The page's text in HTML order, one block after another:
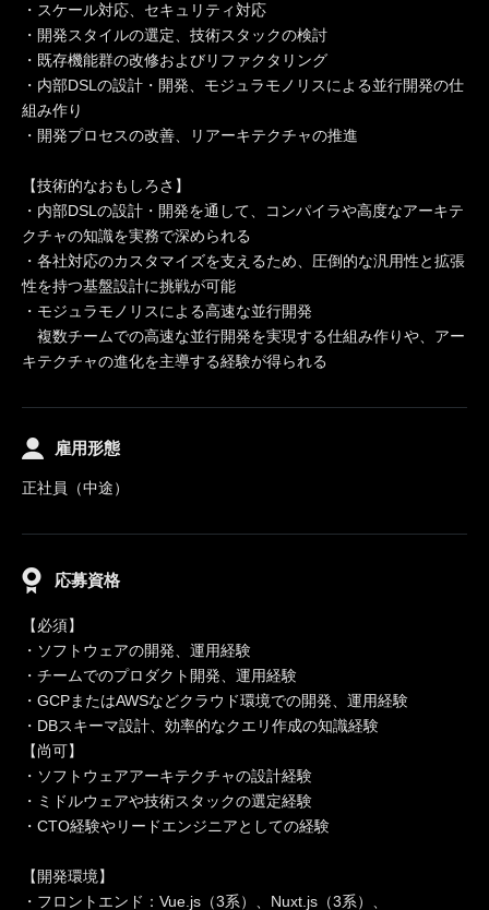
・スケール対応、セキュリティ対応
・開発スタイルの選定、技術スタックの検討
・既存機能群の改修およびリファクタリング
・内部DSLの設計・開発、モジュラモノリスによる並行開発の仕
組み作り
・開発プロセスの改善、リアーキテクチャの推進
【技術的なおもしろさ】
・内部DSLの設計・開発を通して、コンパイラや高度なアーキテ
クチャの知識を実務で深められる
・各社対応のカスタマイズを支えるため、圧倒的な汎用性と拡張
性を持つ基盤設計に挑戦が可能
・モジュラモノリスによる高速な並行開発
複数チームでの高速な並行開発を実現する仕組み作りや、アー
キテクチャの進化を主導する経験が得られる
雇用形態
正社員（中途）
応募資格
【必須】
・ソフトウェアの開発、運用経験
・チームでのプロダクト開発、運用経験
・GCPまたはAWSなどクラウド環境での開発、運用経験
・DBスキーマ設計、効率的なクエリ作成の知識経験
【尚可】
・ソフトウェアアーキテクチャの設計経験
・ミドルウェアや技術スタックの選定経験
・CTO経験やリードエンジニアとしての経験
【開発環境】
・フロントエンド：Vue.js（3系）、Nuxt.js（3系）、